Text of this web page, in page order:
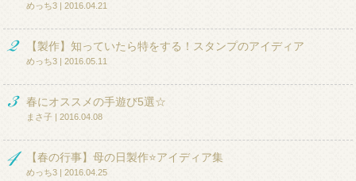
めっち3 | 2016.04.21
【製作】知っていたら特をする！スタンプのアイディア
めっち3 | 2016.05.11
春にオススメの手遊び5選☆
まさ子 | 2016.04.08
【春の行事】母の日製作⭐アイディア集
めっち3 | 2016.04.25